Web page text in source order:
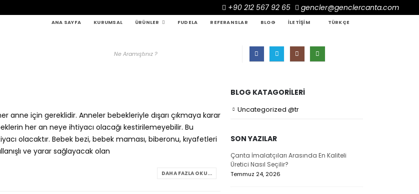
+90 212 567 92 65 gencler@genclercanta.com
ANA SAYFA KURUMSAL ÜRÜNLER FUDELA REFERANSLAR BLOG İLETIŞIM TÜRKÇE
anne için gereklidir. Anneler bebekleriyle dışarı çıkmaya karar
her an neye ihtiyacı olacağı kestirilemeyebilir. Bu
olacaktır. Bebek bezi, bebek maması, biberonu, kıyafetleri
ve yarar sağlayacak olan
DAHA FAZLA OKU...
BLOG KATAGORILERI
Uncategorized @tr
SON YAZILAR
Çanta İmalatçıları Arasında En Kaliteli
Üretici Nasıl Seçilir?
Temmuz 24, 2026